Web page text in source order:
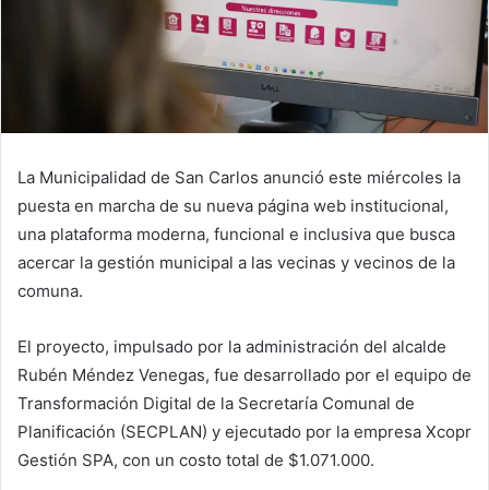
La Municipalidad de San Carlos anunció este miércoles la
puesta en marcha de su nueva página web institucional,
una plataforma moderna, funcional e inclusiva que busca
acercar la gestión municipal a las vecinas y vecinos de la
comuna.
El proyecto, impulsado por la administración del alcalde
Rubén Méndez Venegas, fue desarrollado por el equipo de
Transformación Digital de la Secretaría Comunal de
Planificación (SECPLAN) y ejecutado por la empresa Xcopr
Gestión SPA, con un costo total de $1.071.000.